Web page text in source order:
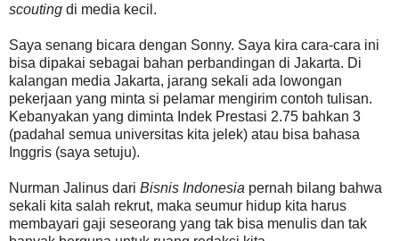
scouting di media kecil.
Saya senang bicara dengan Sonny. Saya kira cara-cara ini
bisa dipakai sebagai bahan perbandingan di Jakarta. Di
kalangan media Jakarta, jarang sekali ada lowongan
pekerjaan yang minta si pelamar mengirim contoh tulisan.
Kebanyakan yang diminta Indek Prestasi 2.75 bahkan 3
(padahal semua universitas kita jelek) atau bisa bahasa
Inggris (saya setuju).
Nurman Jalinus dari Bisnis Indonesia pernah bilang bahwa
sekali kita salah rekrut, maka seumur hidup kita harus
membayari gaji seseorang yang tak bisa menulis dan tak